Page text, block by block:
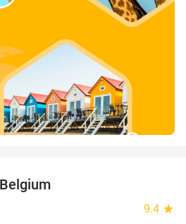
9.4 star